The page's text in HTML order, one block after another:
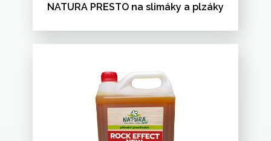
NATURA PRESTO na slimáky a plzáky